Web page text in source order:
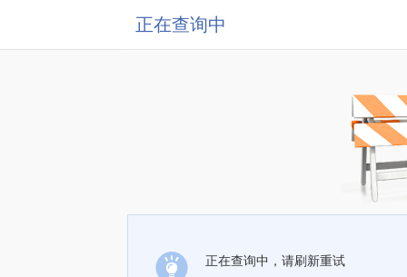
正在查询中
正在查询中，请刷新重试